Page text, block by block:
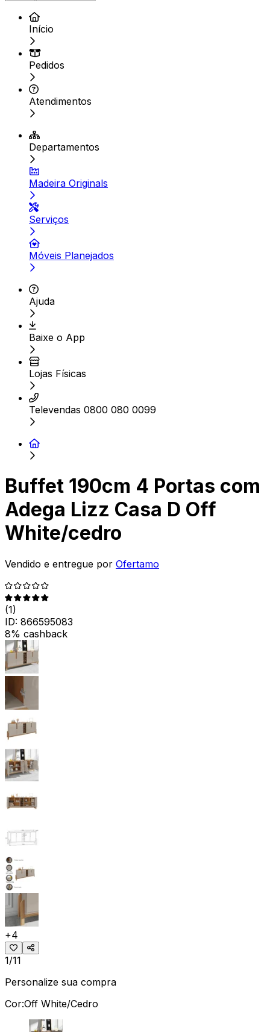
Início
Pedidos
Atendimentos
Departamentos
Madeira Originals
Serviços
Móveis Planejados
Ajuda
Baixe o App
Lojas Físicas
Televendas 0800 080 0099
Buffet 190cm 4 Portas com
Adega Lizz Casa D Off
White/cedro
Vendido e entregue por Ofertamo
(1)
ID: 866595083
8% cashback
+4
1/11
Personalize sua compra
Cor:Off White/Cedro